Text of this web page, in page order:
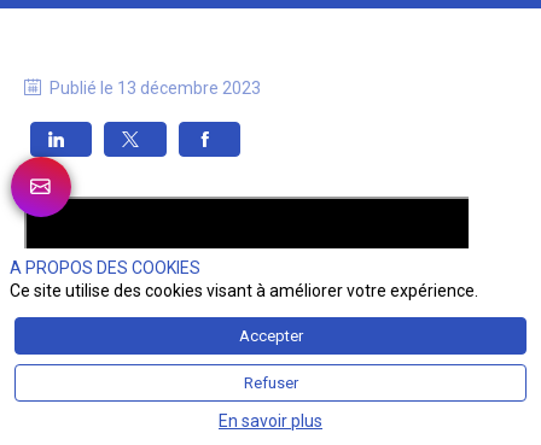
Publié le 13 décembre 2023
A PROPOS DES COOKIES
Ce site utilise des cookies visant à améliorer votre expérience.
Accepter
Refuser
En savoir plus